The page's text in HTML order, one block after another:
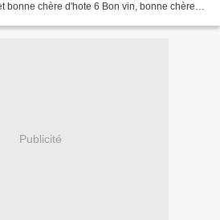
bonne chère d'hote 6 Bon vin, bonne chère
Publicité